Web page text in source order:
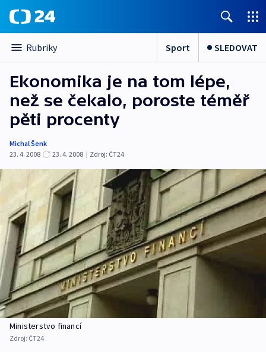
Rubriky Sport SLEDOVAT
Ekonomika je na tom lépe,
než se čekalo, poroste téměř
pěti procenty
Michal Šenk
23. 4. 2008
23. 4. 2008 | Zdroj: ČT24
Ministerstvo financí
Zdroj: ČT24